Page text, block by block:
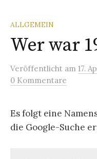
ALLGEMEIN
Wer war
Veröffentlicht am 17.
0 Kommentare
Es folgt eine
die Google-Suche